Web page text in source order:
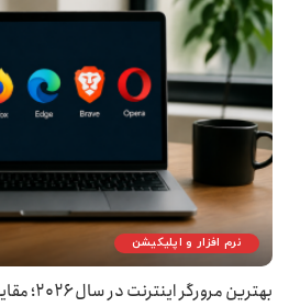
نرم افزار و اپلیکیشن